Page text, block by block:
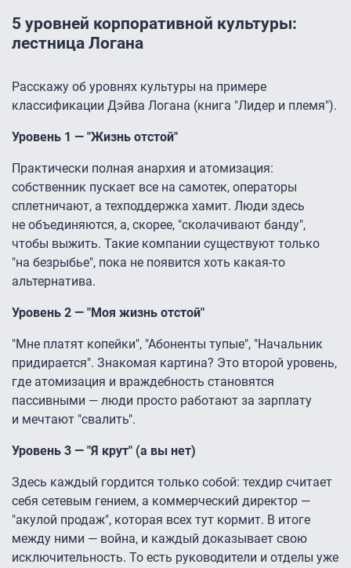
5 уровней корпоративной культуры:
лестница Логана
Расскажу об уровнях культуры на примере
классификации Дэйва Логана (книга "Лидер и племя").
Уровень 1 — "Жизнь отстой"
Практически полная анархия и атомизация:
собственник пускает все на самотек, операторы
сплетничают, а техподдержка хамит. Люди здесь
не объединяются, а, скорее, "сколачивают банду",
чтобы выжить. Такие компании существуют только
"на безрыбье", пока не появится хоть какая-то
альтернатива.
Уровень 2 — "Моя жизнь отстой"
"Мне платят копейки", "Абоненты тупые", "Начальник
придирается". Знакомая картина? Это второй уровень,
где атомизация и враждебность становятся
пассивными — люди просто работают за зарплату
и мечтают "свалить".
Уровень 3 — "Я крут" (а вы нет)
Здесь каждый гордится только собой: техдир считает
себя сетевым гением, а коммерческий директор —
"акулой продаж", которая всех тут кормит. В итоге
между ними — война, и каждый доказывает свою
исключительность. То есть руководители и отделы уже